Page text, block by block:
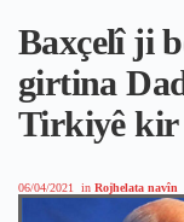
Baxçelî ji
girtina
Tirkiyê kir
06/04/2021 in Rojhelata navîn